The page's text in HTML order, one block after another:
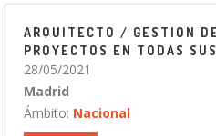
ARQUITECTO / GESTION
PROYECTOS EN TODAS
28/05/2021
Madrid
Ámbito: Nacional